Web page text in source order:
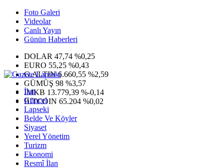
Foto Galeri
Videolar
Canlı Yayın
Günün Haberleri
DOLAR 47,74 %0,25
EURO 55,25 %0,43
G.ALTIN6.660,55 %2,59
GÜMÜŞ 98 %3,57
IMKB 13.779,39 %-0,14
BITCOIN 65.204 %0,02
İlan
Güncel
Lapseki
Belde Ve Köyler
Siyaset
Yerel Yönetim
Turizm
Ekonomi
Resmî İlan